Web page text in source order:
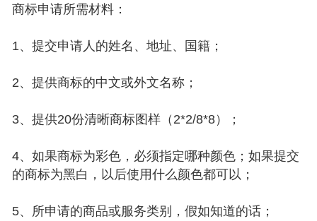
商标申请所需材料：
1、提交申请人的姓名、地址、国籍；
2、提供商标的中文或外文名称；
3、提供20份清晰商标图样（2*2/8*8）；
4、如果商标为彩色，必须指定哪种颜色；如果提交
的商标为黑白，以后使用什么颜色都可以；
5、所申请的商品或服务类别，假如知道的话；